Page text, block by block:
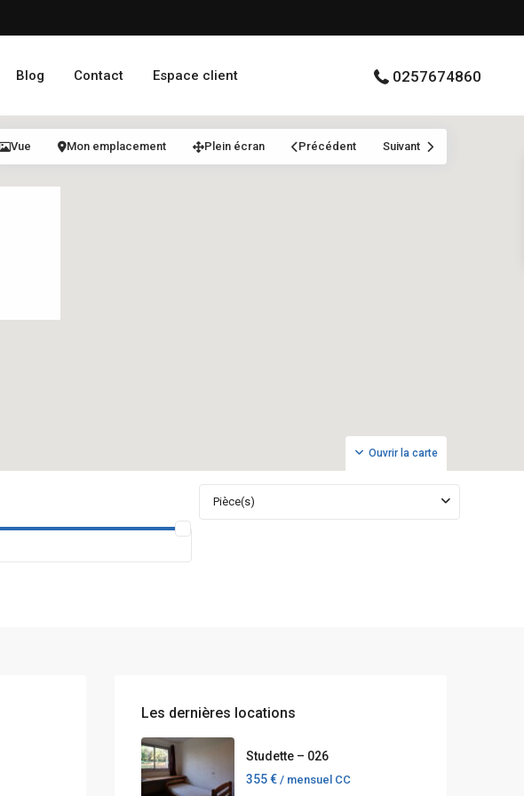
Blog Contact Espace client 0257674860
Ouvrir la carte
Vue Mon emplacement Plein écran Précédent Suivant
Pièce(s)
Les dernières locations
Studette – 026
355 € / mensuel CC